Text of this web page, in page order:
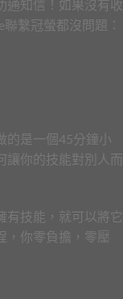
通知信！如果沒有收
繫冠螢都沒問題：
的是一個45分鐘小
讓你的技能對別人而
有技能，就可以將它
，你零負擔，零壓